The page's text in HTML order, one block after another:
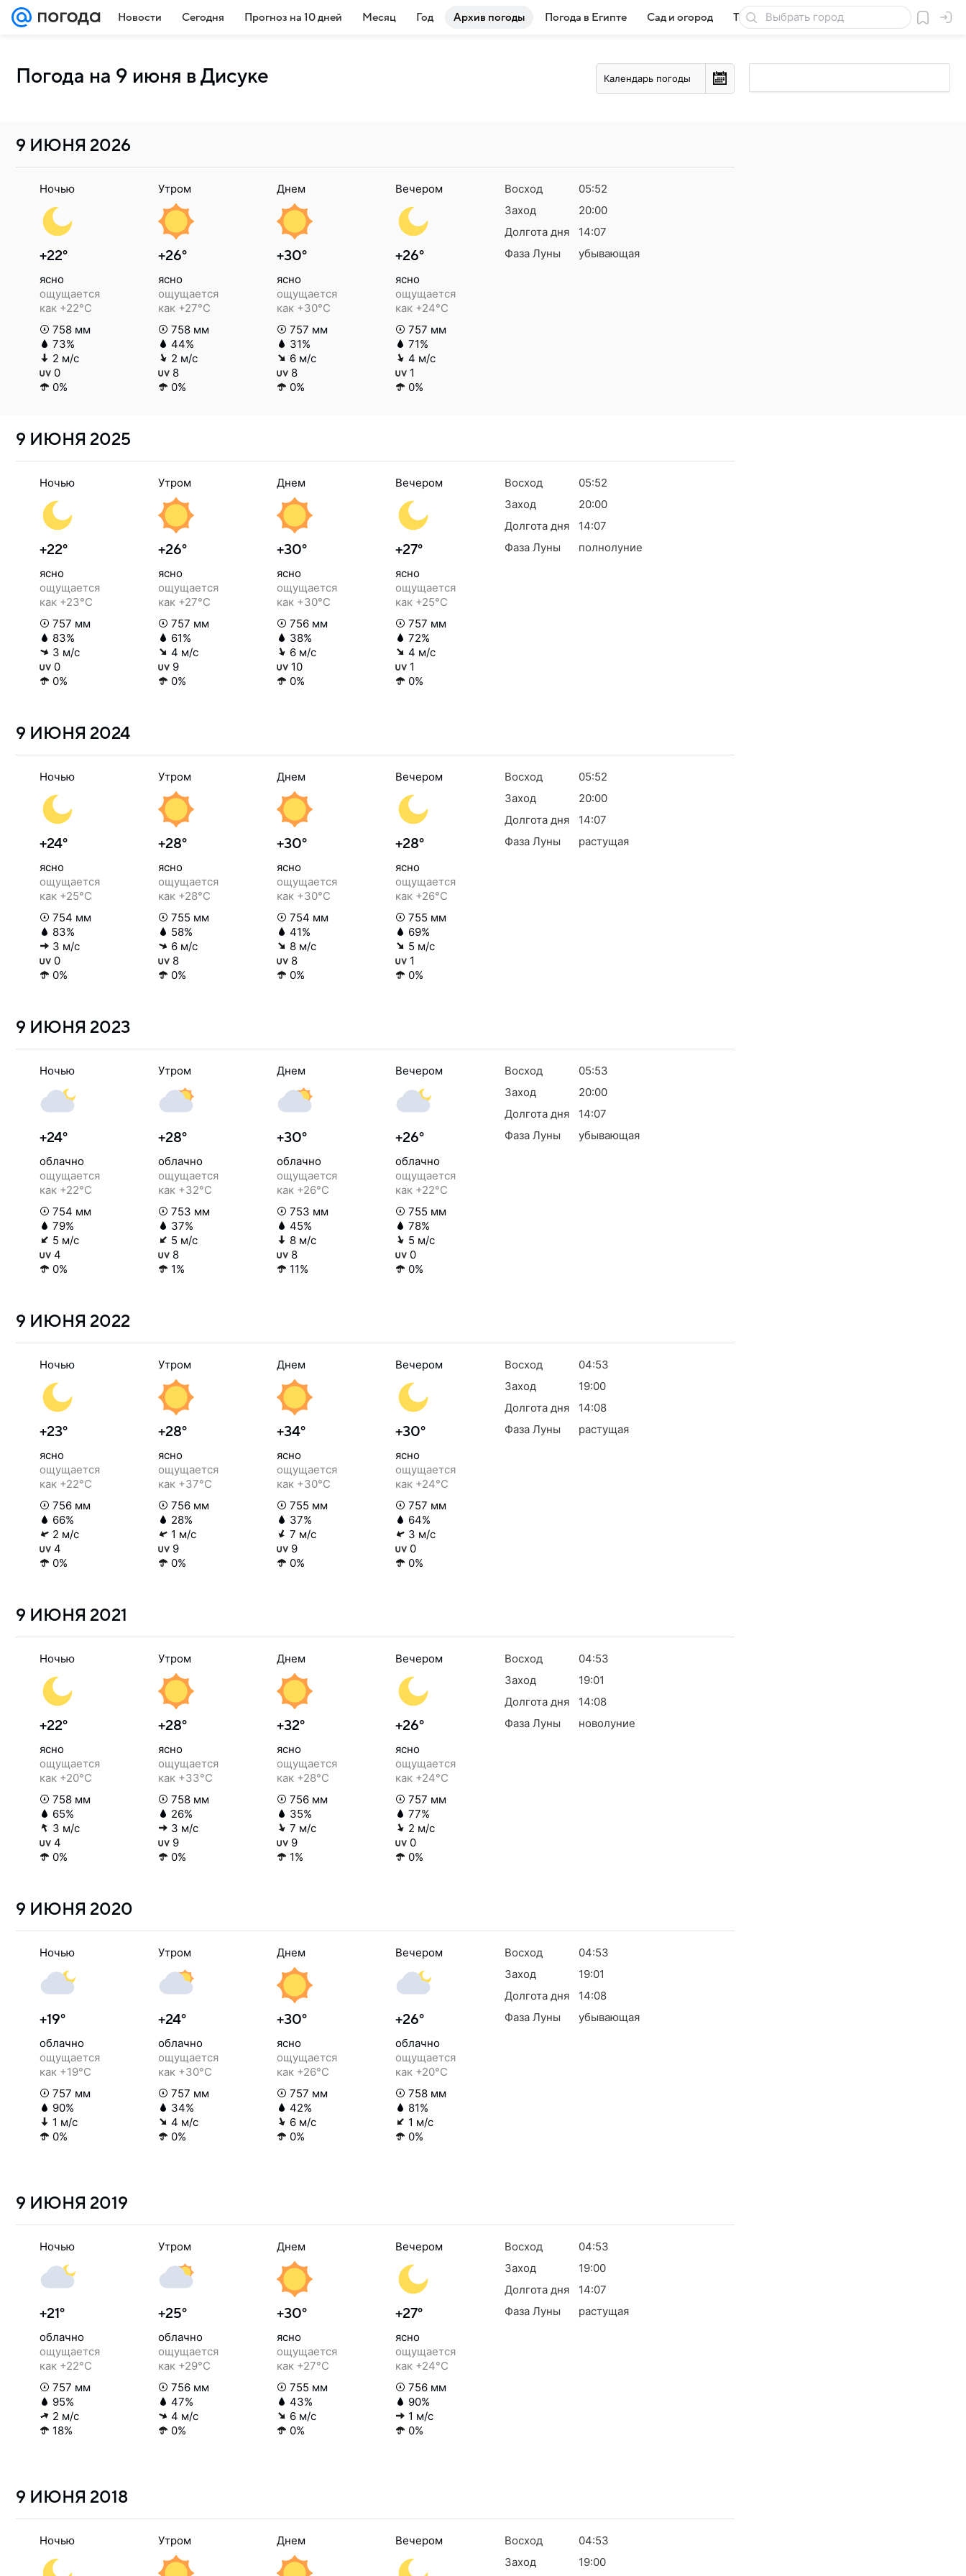
Новости Сегодня Прогноз на 10 дней Месяц Год Архив погоды Погода в Египте Сад и огород Товары для дачи
Погода на 9 июня в Дисуке Календарь погоды
9 ИЮНЯ 2026
Ночью
+22°
ясно
ощущается
как +22°C
758 мм
73%
2 м/с
0
0%
Утром
+26°
ясно
ощущается
как +27°C
758 мм
44%
2 м/с
8
0%
Днем
+30°
ясно
ощущается
как +30°C
757 мм
31%
6 м/с
8
0%
Вечером
+26°
ясно
ощущается
как +24°C
757 мм
71%
4 м/с
1
0%
Восход
05:52
Заход
20:00
Долгота дня
14:07
Фаза Луны
убывающая
9 ИЮНЯ 2025
Ночью
+22°
ясно
ощущается
как +23°C
757 мм
83%
3 м/с
0
0%
Утром
+26°
ясно
ощущается
как +27°C
757 мм
61%
4 м/с
9
0%
Днем
+30°
ясно
ощущается
как +30°C
756 мм
38%
6 м/с
10
0%
Вечером
+27°
ясно
ощущается
как +25°C
757 мм
72%
4 м/с
1
0%
Восход
05:52
Заход
20:00
Долгота дня
14:07
Фаза Луны
полнолуние
9 ИЮНЯ 2024
Ночью
+24°
ясно
ощущается
как +25°C
754 мм
83%
3 м/с
0
0%
Утром
+28°
ясно
ощущается
как +28°C
755 мм
58%
6 м/с
8
0%
Днем
+30°
ясно
ощущается
как +30°C
754 мм
41%
8 м/с
8
0%
Вечером
+28°
ясно
ощущается
как +26°C
755 мм
69%
5 м/с
1
0%
Восход
05:52
Заход
20:00
Долгота дня
14:07
Фаза Луны
растущая
9 ИЮНЯ 2023
Ночью
+24°
облачно
ощущается
как +22°C
754 мм
79%
5 м/с
4
0%
Утром
+28°
облачно
ощущается
как +32°C
753 мм
37%
5 м/с
8
1%
Днем
+30°
облачно
ощущается
как +26°C
753 мм
45%
8 м/с
8
11%
Вечером
+26°
облачно
ощущается
как +22°C
755 мм
78%
5 м/с
0
0%
Восход
05:53
Заход
20:00
Долгота дня
14:07
Фаза Луны
убывающая
9 ИЮНЯ 2022
Ночью
+23°
ясно
ощущается
как +22°C
756 мм
66%
2 м/с
4
0%
Утром
+28°
ясно
ощущается
как +37°C
756 мм
28%
1 м/с
9
0%
Днем
+34°
ясно
ощущается
как +30°C
755 мм
37%
7 м/с
9
0%
Вечером
+30°
ясно
ощущается
как +24°C
757 мм
64%
3 м/с
0
0%
Восход
04:53
Заход
19:00
Долгота дня
14:08
Фаза Луны
растущая
9 ИЮНЯ 2021
Ночью
+22°
ясно
ощущается
как +20°C
758 мм
65%
3 м/с
4
0%
Утром
+28°
ясно
ощущается
как +33°C
758 мм
26%
3 м/с
9
0%
Днем
+32°
ясно
ощущается
как +28°C
756 мм
35%
7 м/с
9
1%
Вечером
+26°
ясно
ощущается
как +24°C
757 мм
77%
2 м/с
0
0%
Восход
04:53
Заход
19:01
Долгота дня
14:08
Фаза Луны
новолуние
9 ИЮНЯ 2020
Ночью
+19°
облачно
ощущается
как +19°C
757 мм
90%
1 м/с
0%
Утром
+24°
облачно
ощущается
как +30°C
757 мм
34%
4 м/с
0%
Днем
+30°
ясно
ощущается
как +26°C
757 мм
42%
6 м/с
0%
Вечером
+26°
облачно
ощущается
как +20°C
758 мм
81%
1 м/с
0%
Восход
04:53
Заход
19:01
Долгота дня
14:08
Фаза Луны
убывающая
9 ИЮНЯ 2019
Ночью
+21°
облачно
ощущается
как +22°C
757 мм
95%
2 м/с
18%
Утром
+25°
облачно
ощущается
как +29°C
756 мм
47%
4 м/с
0%
Днем
+30°
ясно
ощущается
как +27°C
755 мм
43%
6 м/с
0%
Вечером
+27°
ясно
ощущается
как +24°C
756 мм
90%
1 м/с
0%
Восход
04:53
Заход
19:00
Долгота дня
14:07
Фаза Луны
растущая
9 ИЮНЯ 2018
Ночью Утром Днем Вечером Восход
04:53
Заход
19:00